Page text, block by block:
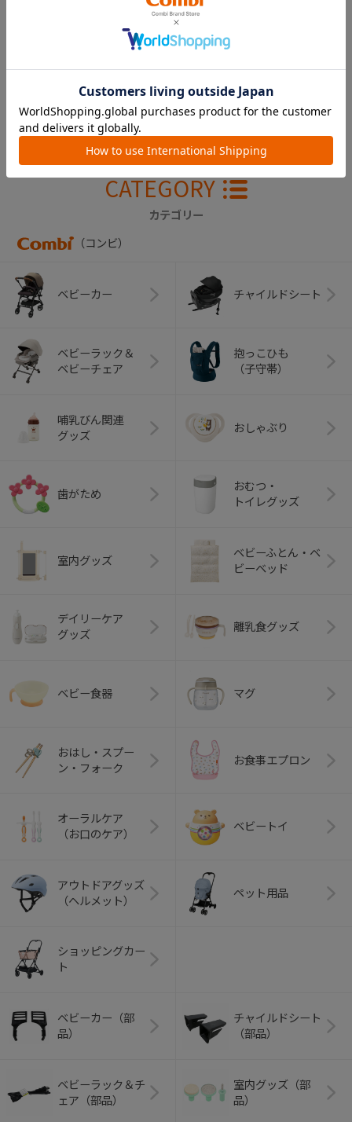
￥39,600
CATEGORY
カテゴリー
（コンビ）
ベビーカー チャイルドシート
ベビーラック＆
ベビーチェア
抱っこひも
（子守帯）
哺乳びん関連
グッズ
おしゃぶり
歯がため
おむつ・
トイレグッズ
室内グッズ
ベビーふとん・ベ
ビーベッド
デイリーケア
グッズ
離乳食グッズ
ベビー食器 マグ
おはし・スプー
ン・フォーク
お食事エプロン
オーラルケア
（お口のケア）
ベビートイ
アウトドアグッズ
（ヘルメット）
ペット用品
ショッピングカー
ト
ベビーカー（部
品）
チャイルドシート
（部品）
ベビーラック＆チ
ェア（部品）
室内グッズ（部
品）